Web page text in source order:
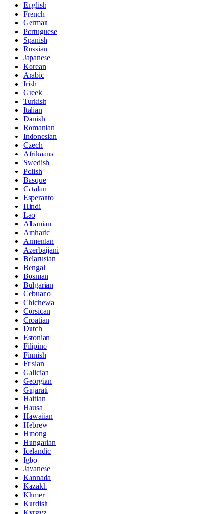
English
French
German
Portuguese
Spanish
Russian
Japanese
Korean
Arabic
Irish
Greek
Turkish
Italian
Danish
Romanian
Indonesian
Czech
Afrikaans
Swedish
Polish
Basque
Catalan
Esperanto
Hindi
Lao
Albanian
Amharic
Armenian
Azerbaijani
Belarusian
Bengali
Bosnian
Bulgarian
Cebuano
Chichewa
Corsican
Croatian
Dutch
Estonian
Filipino
Finnish
Frisian
Galician
Georgian
Gujarati
Haitian
Hausa
Hawaiian
Hebrew
Hmong
Hungarian
Icelandic
Igbo
Javanese
Kannada
Kazakh
Khmer
Kurdish
Kyrgyz